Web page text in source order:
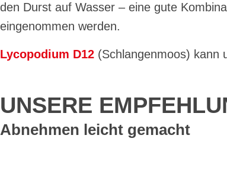
den Durst auf Wasser – eine gute
eingenommen werden.
Lycopodium D12 (Schlangenmoos) kann
UNSERE
Abnehmen leicht gemacht